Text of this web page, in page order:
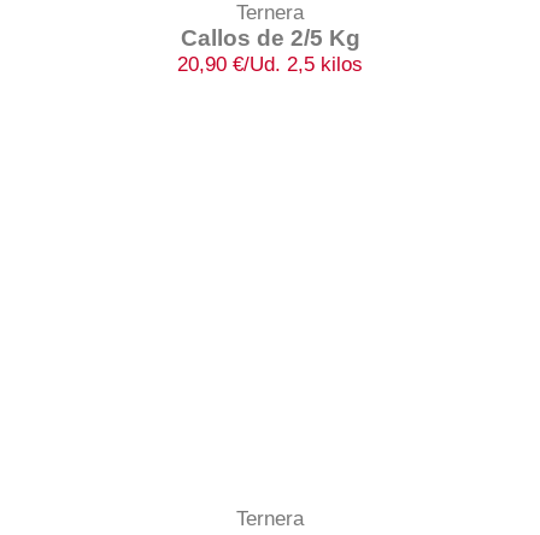
Ternera
Callos de 2/5 Kg
20,90 €/Ud. 2,5 kilos
Ternera